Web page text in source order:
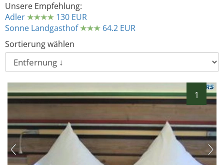
14
Unsere Empfehlung:
Adler
130 EUR
Sonne Landgasthof
64.2 EUR
Sortierung wählen
1